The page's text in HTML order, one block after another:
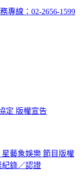
專線：02-2656-1599
定 版權宣告
星藝象娛樂 節目版權
紀錄／認證